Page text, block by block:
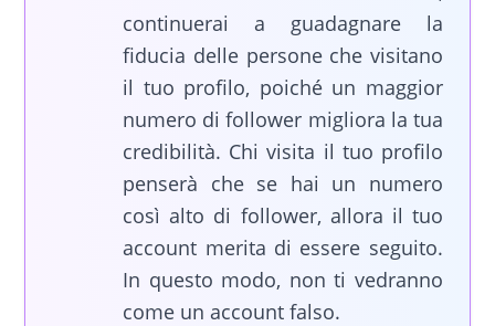
continuerai a guadagnare la
fiducia delle persone che visitano
il tuo profilo, poiché un maggior
numero di follower migliora la tua
credibilità. Chi visita il tuo profilo
penserà che se hai un numero
così alto di follower, allora il tuo
account merita di essere seguito.
In questo modo, non ti vedranno
come un account falso.